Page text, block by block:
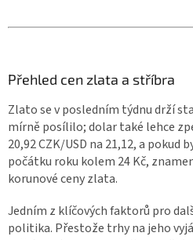
Přehled cen zlata a stříbra
Zlato se v posledním týdnu drží
mírně posílilo; dolar také lehce
20,92 CZK/USD na 21,12, a pokud
počátku roku kolem 24 Kč,
korunové ceny zlata.
Jedním z klíčových faktorů pro
politika. Přestože trhy na jeho